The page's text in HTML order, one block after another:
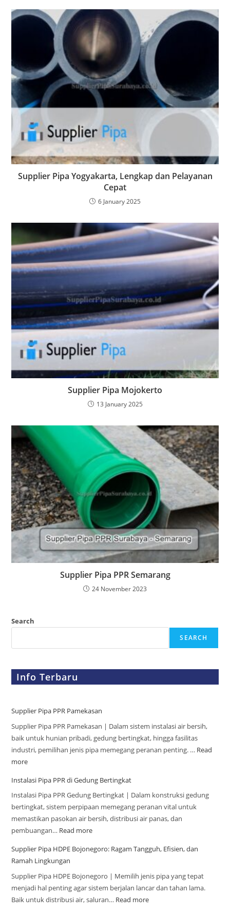
Supplier Pipa Yogyakarta, Lengkap dan Pelayanan
Cepat
6 January 2025
Supplier Pipa Mojokerto
13 January 2025
Supplier Pipa PPR Semarang
24 November 2023
Search
SEARCH
Info Terbaru
Supplier Pipa PPR Pamekasan
Supplier Pipa PPR Pamekasan | Dalam sistem instalasi air bersih,
baik untuk hunian pribadi, gedung bertingkat, hingga fasilitas
industri, pemilihan jenis pipa memegang peranan penting. … Read
more
Instalasi Pipa PPR di Gedung Bertingkat
Instalasi Pipa PPR Gedung Bertingkat | Dalam konstruksi gedung
bertingkat, sistem perpipaan memegang peranan vital untuk
memastikan pasokan air bersih, distribusi air panas, dan
pembuangan… Read more
Supplier Pipa HDPE Bojonegoro: Ragam Tangguh, Efisien, dan
Ramah Lingkungan
Supplier Pipa HDPE Bojonegoro | Memilih jenis pipa yang tepat
menjadi hal penting agar sistem berjalan lancar dan tahan lama.
Baik untuk distribusi air, saluran… Read more